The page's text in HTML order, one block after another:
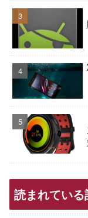
読まれている